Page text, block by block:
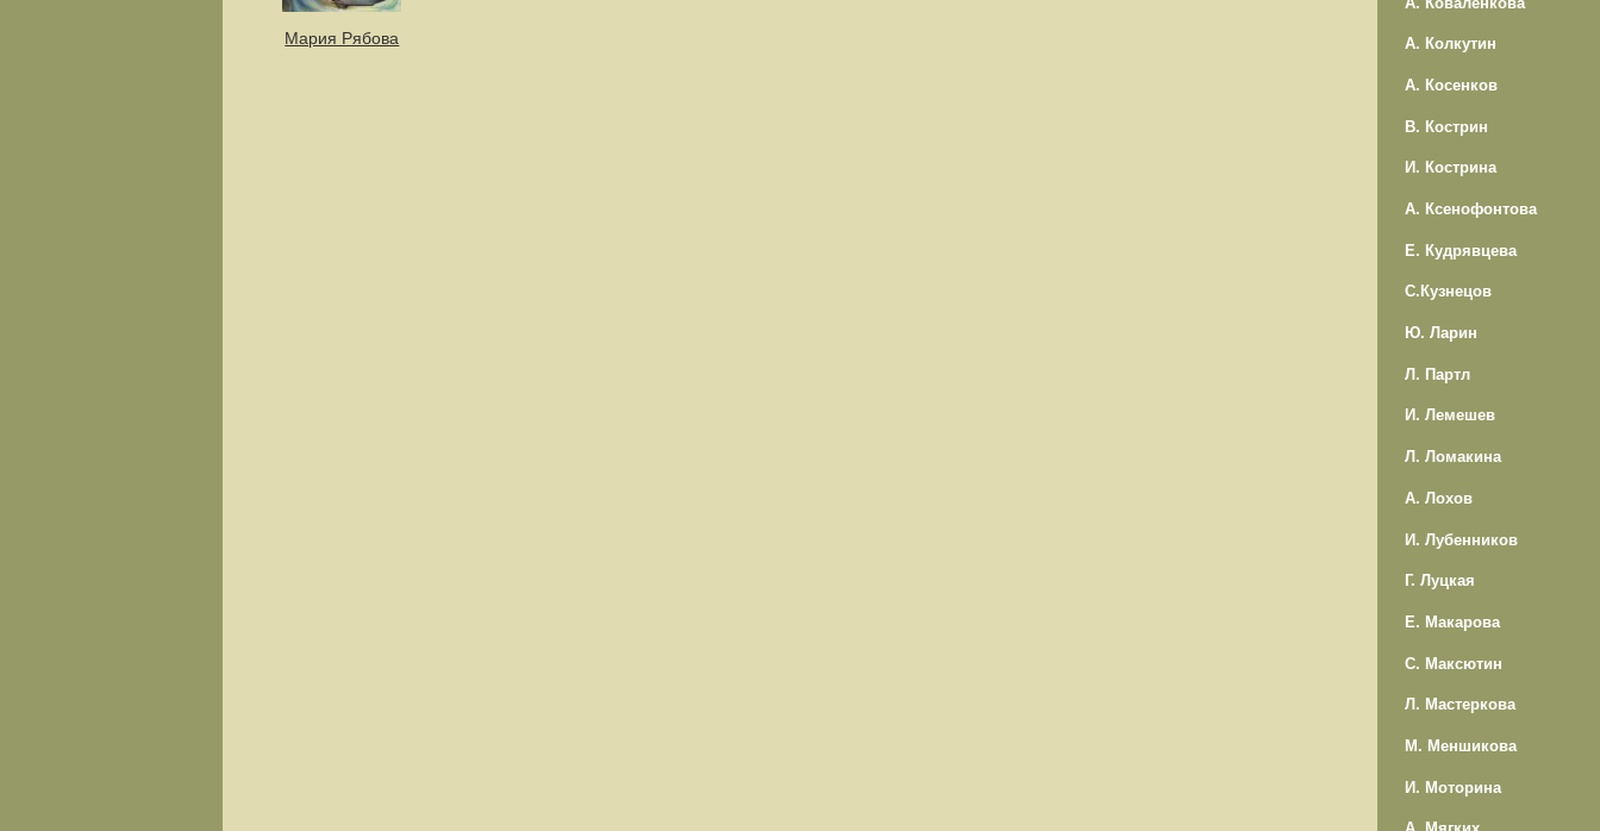
Мария Рябова А. Колкутин
А. Косенков
В. Кострин
И. Кострина
А. Ксенофонтова
Е. Кудрявцева
С.Кузнецов
Ю. Ларин
Л. Партл
И. Лемешев
Л. Ломакина
А. Лохов
И. Лубенников
Г. Луцкая
Е. Макарова
С. Максютин
Л. Мастеркова
М. Меншикова
И. Моторина